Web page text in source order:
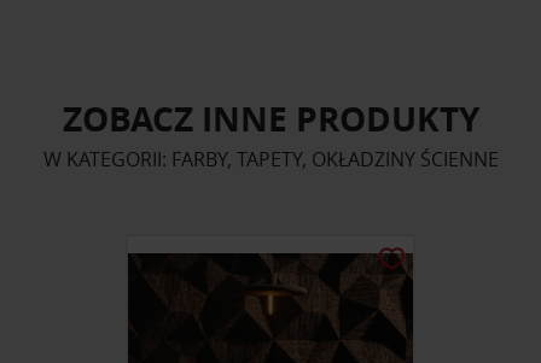
ZOBACZ INNE PRODUKTY
W KATEGORII: FARBY, TAPETY, OKŁADZINY ŚCIENNE